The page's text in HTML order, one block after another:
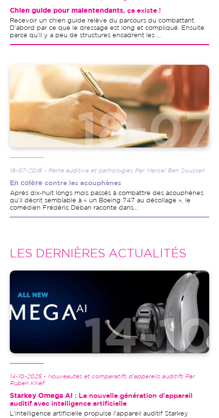
Chien guide pour malentendants, ça existe !
Recevoir un chien guide relève du parcours du combattant.
D’abord par ce que le dressage est long et compliqué. Ensuite
parce qu’il y a peu de structures encadrent les ...
18-07-2018 - Perte auditive et pathologies Par Marcel Ben Soussan
En colère contre les acouphènes
Après dix-huit longs mois passés à combattre des acouphènes
qu’il décrit semblable à « un Boeing 747 au décollage », le
comédien Frédéric Deban raconte dans...
LES DERNIÈRES ACTUALITÉS
Image
14-10-2025 - Nouveautés et comparatifs d'appareils auditifs Par
Ruben Krief
Starkey Omega AI
: La nouvelle génération d'appareil
auditif avec intelligence artificielle
L'intelligence artificielle propulse l'appareil auditif Starkey